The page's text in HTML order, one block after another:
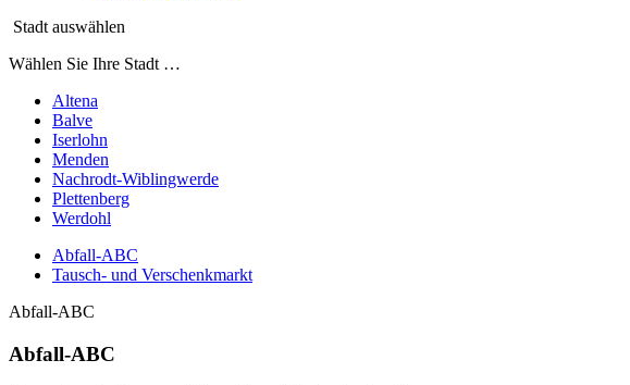
Stadt auswählen
Wählen Sie Ihre Stadt …
Altena
Balve
Iserlohn
Menden
Nachrodt-Wiblingwerde
Plettenberg
Werdohl
Abfall-ABC
Tausch- und Verschenkmarkt
Abfall-ABC
Abfall-ABC